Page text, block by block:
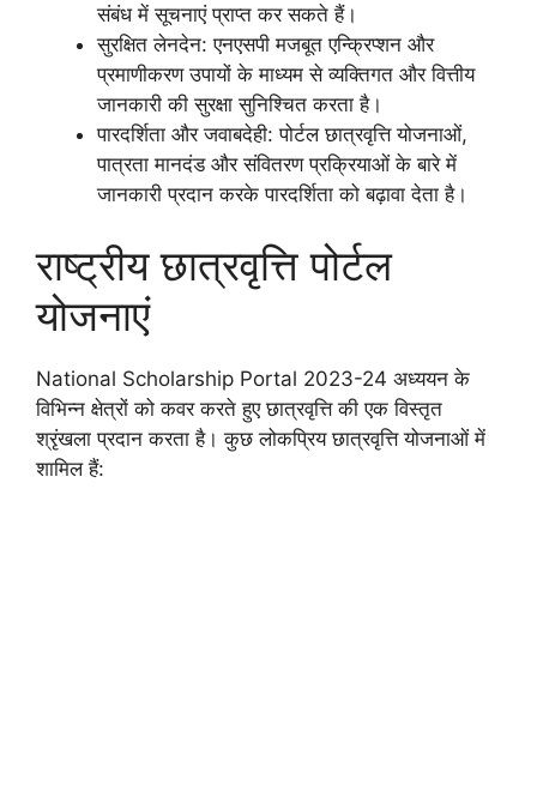
संबंध में सूचनाएं प्राप्त कर सकते हैं।
सुरक्षित लेनदेन: एनएसपी मजबूत एन्क्रिप्शन और
प्रमाणीकरण उपायों के माध्यम से व्यक्तिगत और वित्तीय
जानकारी की सुरक्षा सुनिश्चित करता है।
पारदर्शिता और जवाबदेही: पोर्टल छात्रवृत्ति योजनाओं,
पात्रता मानदंड और संवितरण प्रक्रियाओं के बारे में
जानकारी प्रदान करके पारदर्शिता को बढ़ावा देता है।
राष्ट्रीय छात्रवृत्ति पोर्टल
योजनाएं
National Scholarship Portal 2023-24 अध्ययन के
विभिन्न क्षेत्रों को कवर करते हुए छात्रवृत्ति की एक विस्तृत
श्रृंखला प्रदान करता है। कुछ लोकप्रिय छात्रवृत्ति योजनाओं में
शामिल हैं: